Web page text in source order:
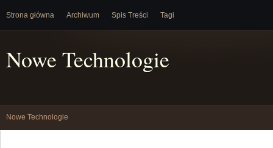
Strona główna Archiwum Spis Treści Tagi
Nowe Technologie
Nowe Technologie